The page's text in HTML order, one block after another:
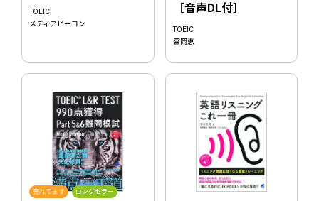
TOEIC
メディアビーコン
［音声DL付］
TOEIC
富岡恵
売れてます ロングセラー